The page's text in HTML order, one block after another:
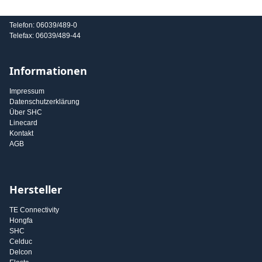
Telefon: 06039/489-0
Telefax: 06039/489-44
Informationen
Impressum
Datenschutzerklärung
Über SHC
Linecard
Kontakt
AGB
Hersteller
TE Connectivity
Hongfa
SHC
Celduc
Delcon